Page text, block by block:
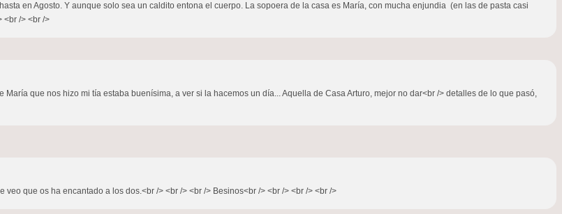
en Agosto. Y aunque solo sea un caldito entona el cuerpo. La sopoera de la casa es María, con mucha enjundia (en las de pasta casi
<br /> <br />
que nos hizo mi tía estaba buenísima, a ver si la hacemos un día... Aquella de Casa Arturo, mejor no dar<br /> detalles de lo que pasó,
que os ha encantado a los dos.<br /> <br /> <br /> Besinos<br /> <br /> <br /> <br />